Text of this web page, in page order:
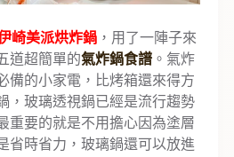
崎美派烘炸鍋 ，用了一陣子來
道超簡單的氣炸鍋食譜 。氣炸
備的小家電，比烤箱還來得方
，玻璃透視鍋已經是流行趨勢
重要的就是不用擔心因為塗層
省時省力，玻璃鍋還可以放進